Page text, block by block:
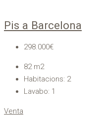
Pis a Barcelona
298.000€
82 m2
Habitacions: 2
Lavabo: 1
Venta